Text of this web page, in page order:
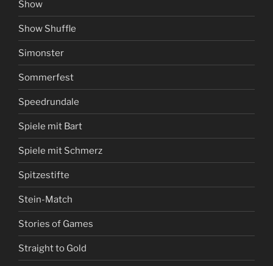
Show
Show Shuffle
Simonster
Sommerfest
Speedrundale
Spiele mit Bart
Spiele mit Schmerz
Spitzestifte
Stein-Match
Stories of Games
Straight to Gold